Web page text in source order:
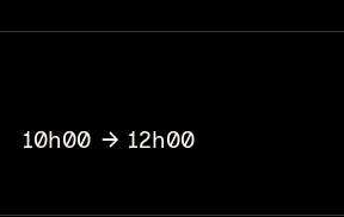
10h00 12h00